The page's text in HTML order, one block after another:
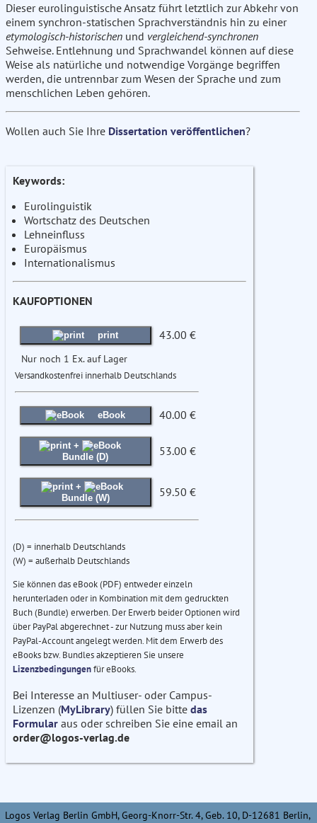
Dieser eurolinguistische Ansatz führt letztlich zur Abkehr von
einem synchron-statischen Sprachverständnis hin zu einer
etymologisch-historischen und vergleichend-synchronen
Sehweise. Entlehnung und Sprachwandel können auf diese
Weise als natürliche und notwendige Vorgänge begriffen
werden, die untrennbar zum Wesen der Sprache und zum
menschlichen Leben gehören.
Wollen auch Sie Ihre Dissertation veröffentlichen?
Keywords:
Eurolinguistik
Wortschatz des Deutschen
Lehneinfluss
Europäismus
Internationalismus
KAUFOPTIONEN
print 43.00 €
Nur noch 1 Ex. auf Lager
Versandkostenfrei innerhalb Deutschlands
eBook 40.00 €
+
Bundle (D)
53.00 €
+
Bundle (W)
59.50 €
(D) = innerhalb Deutschlands
(W) = außerhalb Deutschlands
Sie können das eBook (PDF) entweder einzeln
herunterladen oder in Kombination mit dem gedruckten
Buch (Bundle) erwerben. Der Erwerb beider Optionen wird
über PayPal abgerechnet - zur Nutzung muss aber kein
PayPal-Account angelegt werden. Mit dem Erwerb des
eBooks bzw. Bundles akzeptieren Sie unsere
Lizenzbedingungenfür eBooks.
Bei Interesse an Multiuser- oder Campus-
Lizenzen (MyLibrary) füllen Sie bitte das
Formular aus oder schreiben Sie eine email an
order@logos-verlag.de
Logos Verlag Berlin GmbH, Georg-Knorr-Str. 4, Geb. 10, D-12681 Berlin,